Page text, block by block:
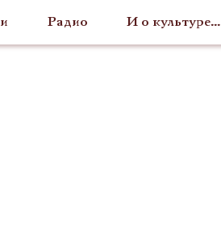
Радио И о культуре...